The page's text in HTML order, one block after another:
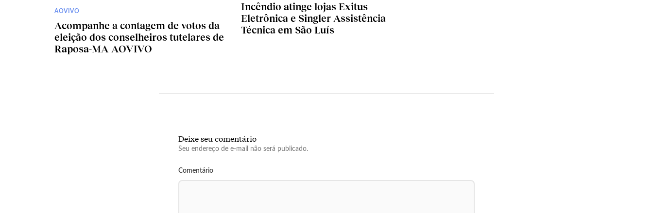
AOVIVO
Acompanhe a contagem de votos da
eleição dos conselheiros tutelares de
Raposa-MA AOVIVO
Incêndio atinge lojas Exitus
Eletrônica e Singler Assistência
Técnica em São Luís
Deixe seu comentário
Seu endereço de e-mail não será publicado.
Comentário